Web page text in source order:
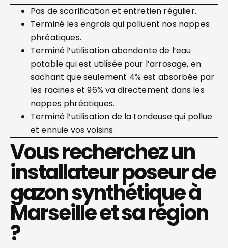
Pas de scarification et entretien régulier.
Terminé les engrais qui polluent nos nappes
phréatiques.
Terminé l’utilisation abondante de l’eau
potable qui est utilisée pour l’arrosage, en
sachant que seulement 4% est absorbée par
les racines et 96% va directement dans les
nappes phréatiques.
Terminé l’utilisation de la tondeuse qui pollue
et ennuie vos voisins
Vous recherchez un
installateur poseur de
gazon synthétique à
Marseille et sa région
?